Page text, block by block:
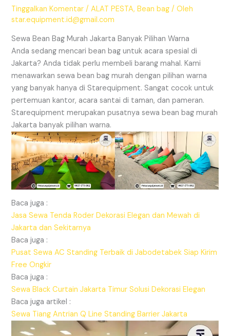
Tinggalkan Komentar /ALAT PESTA,Bean bag / Oleh
star.equipment.id@gmail.com
Sewa Bean Bag Murah Jakarta Banyak Pilihan Warna
Anda sedang mencari bean bag untuk acara spesial di
Jakarta? Anda tidak perlu membeli barang mahal. Kami
menawarkan sewa bean bag murah dengan pilihan warna
yang banyak hanya di Starequipment. Sangat cocok untuk
pertemuan kantor, acara santai di taman, dan pameran.
Starequipment merupakan pusatnya sewa bean bag murah
Jakarta banyak pilihan warna.
Baca juga :
Jasa Sewa Tenda Roder Dekorasi Elegan dan Mewah di
Jakarta dan Sekitarnya
Baca juga :
Pusat Sewa AC Standing Terbaik di Jabodetabek Siap Kirim
Free Ongkir
Baca juga :
Sewa Black Curtain Jakarta Timur Solusi Dekorasi Elegan
Baca juga artikel :
Sewa Tiang Antrian Q Line Standing Barrier Jakarta